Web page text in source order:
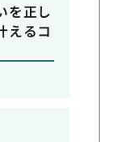
を正し
えるコ